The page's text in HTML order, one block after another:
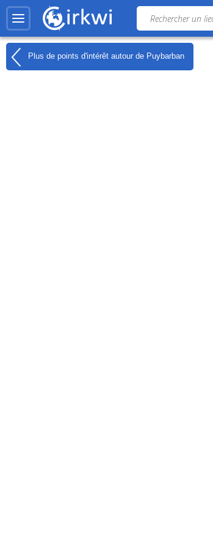
Plus de points d'intérêt autour de Puybarban